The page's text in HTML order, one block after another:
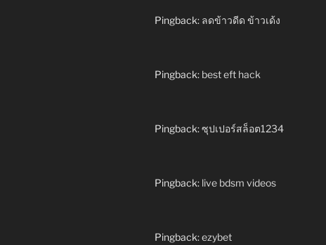
Pingback: ลดข้าวดีด ข้าวเด้ง
Pingback: best eft hack
Pingback:ซุปเปอร์สล็อต1234
Pingback: live bdsm videos
Pingback:ezybet